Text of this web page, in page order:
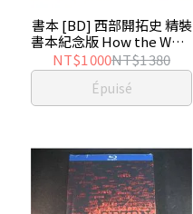
書本 [BD] 西部開拓史 精裝
書本紀念版 How the West
Was Won
NT$1 000NT$1 380
Épuisé